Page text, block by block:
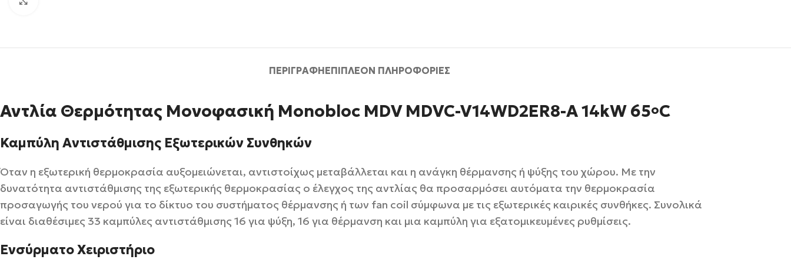
ΠΕΡΙΓΡΑΦΉΕΠΙΠΛΈΟΝ ΠΛΗΡΟΦΟΡΊΕΣ
Αντλία Θερμότητας Μονοφασική Monobloc MDV MDVC-V14WD2ER8-A 14kW 65oC
Καμπύλη Αντιστάθμισης Εξωτερικών Συνθηκών
Όταν η εξωτερική θερμοκρασία αυξομειώνεται, αντιστοίχως μεταβάλλεται και η ανάγκη θέρμανσης ή ψύξης του χώρου. Με την
δυνατότητα αντιστάθμισης της εξωτερικής θερμοκρασίας ο έλεγχος της αντλίας θα προσαρμόσει αυτόματα την θερμοκρασία
προσαγωγής του νερού για το δίκτυο του συστήματος θέρμανσης ή των fan coil σύμφωνα με τις εξωτερικές καιρικές συνθήκες. Συνολικά
είναι διαθέσιμες 33 καμπύλες αντιστάθμισης 16 για ψύξη, 16 για θέρμανση και μια καμπύλη για εξατομικευμένες ρυθμίσεις.
Ενσύρματο Χειριστήριο